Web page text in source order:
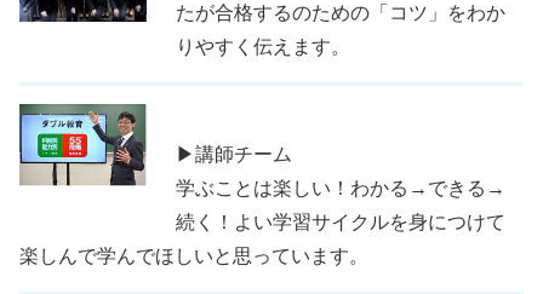
たが合格するのための「コツ」をわか
りやすく伝えます。
▶講師チーム
学ぶことは楽しい！わかる→できる→
続く！よい学習サイクルを身につけて
楽しんで学んでほしいと思っています。